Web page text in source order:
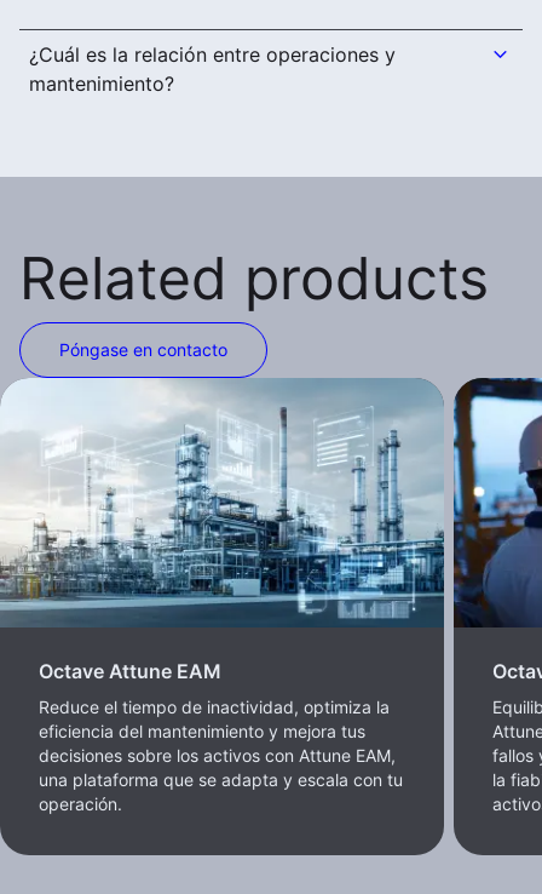
¿Cuál es la relación entre operaciones y
mantenimiento?
Related products
Póngase en contacto
Octave Attune EAM
Reduce el tiempo de inactividad, optimiza la
eficiencia del mantenimiento y mejora tus
decisiones sobre los activos con Attune EAM,
una plataforma que se adapta y escala con tu
operación.
fallos
la